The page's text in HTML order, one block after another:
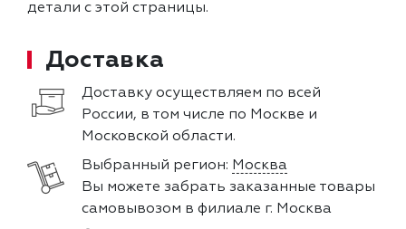
детали с этой страницы.
Доставка
Доставку осуществляем по всей
России, в том числе по Москве и
Московской области.
Выбранный регион: Москва
Вы можете забрать заказанные товары
самовывозом в филиале г. Москва